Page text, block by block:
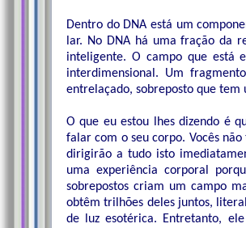
Dentro do DNA está um
lar. No DNA há uma fração da
inteligente. O campo que está
interdimensional. Um
entrelaçado, sobreposto que tem
O que eu estou lhes dizendo é
falar com o seu corpo. Vocês
dirigirão a tudo isto
uma experiência corporal
sobrepostos criam um campo
obtêm trilhões deles juntos,
de luz esotérica. Entretanto,